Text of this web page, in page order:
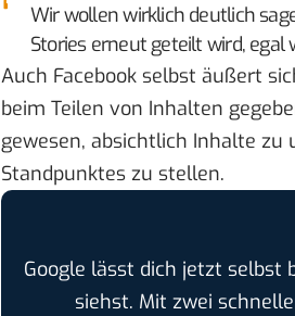
Wir wollen wirklich deutlich
Stories erneut geteilt wird, egal
Auch Facebook selbst äußert
beim Teilen von Inhalten
gewesen, absichtlich Inhalte
Standpunktes zu stellen.
Google lässt dich jetzt selbst
siehst. Mit zwei